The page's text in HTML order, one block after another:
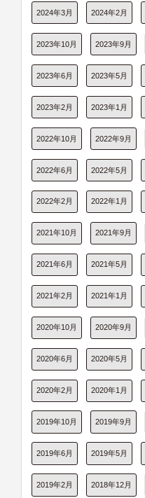
2024年3月 2024年2月
2023年10月 2023年9月
2023年6月 2023年5月
2023年2月 2023年1月
2022年10月 2022年9月
2022年6月 2022年5月
2022年2月 2022年1月
2021年10月 2021年9月
2021年6月 2021年5月
2021年2月 2021年1月
2020年10月 2020年9月
2020年6月 2020年5月
2020年2月 2020年1月
2019年10月 2019年9月
2019年6月 2019年5月
2019年2月 2018年12月